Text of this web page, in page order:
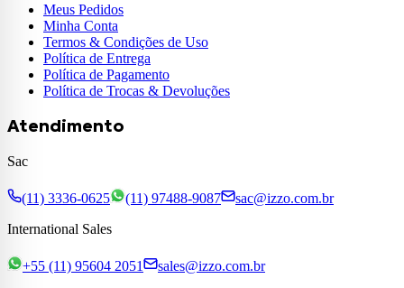
Meus Pedidos
Minha Conta
Termos & Condições de Uso
Política de Entrega
Política de Pagamento
Política de Trocas & Devoluções
Atendimento
Sac
(11) 3336-0625 (11) 97488-9087
sac@izzo.com.br
International Sales
+55 (11) 95604 2051
sales@izzo.com.br